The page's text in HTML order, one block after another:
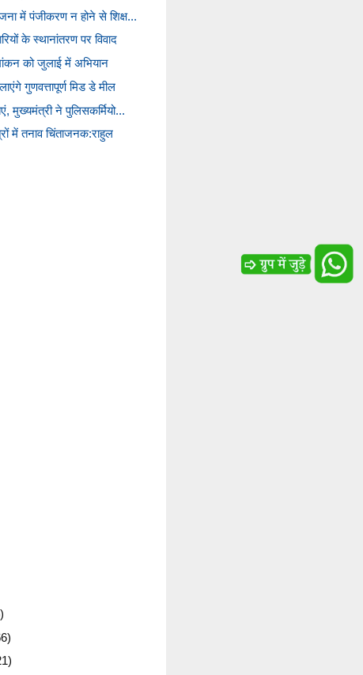
में पंजीकरण न होने से शिक्ष...
के स्थानांतरण पर विवाद
को जुलाई में अभियान
गुणवत्तापूर्ण मिड डे मील
मुख्यमंत्री ने पुलिसकर्मियो...
में तनाव चिंताजनक:राहुल